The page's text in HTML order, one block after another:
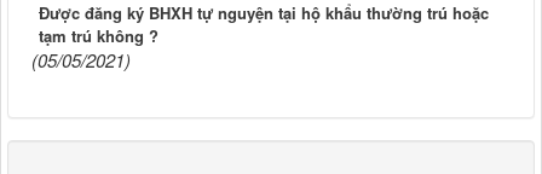
Được đăng ký BHXH tự nguyện tại hộ khẩu thường trú hoặc
tạm trú không ?
(05/05/2021)